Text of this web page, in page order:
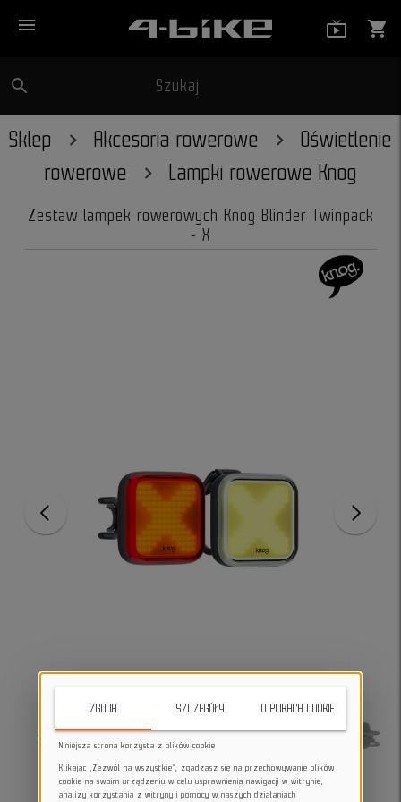
menu shopping_cart
search Szukaj
Sklep Akcesoria rowerowe
Oświetlenie
rowerowe
Lampki rowerowe Knog
Zestaw lampek rowerowych Knog Blinder Twinpack
- X
ZGODA SZCZEGÓŁY O PLIKACH COOKIE
Niniejsza strona korzysta z plików cookie
Klikając „Zezwól na wszystkie”, zgadzasz się na przechowywanie plików
cookie na swoim urządzeniu w celu usprawnienia nawigacji w witrynie,
analizy korzystania z witryny i pomocy w naszych działaniach